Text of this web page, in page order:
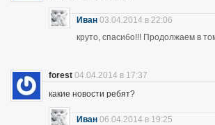
Иван 03.04.2014 в 22:06
круто, спасибо!!! Продолжаем в
forest 04.04.2014 в 17:37
какие новости ребят?
Иван 06.04.2014 в 19:25